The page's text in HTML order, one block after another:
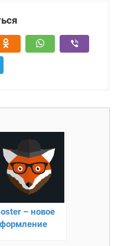
– новое